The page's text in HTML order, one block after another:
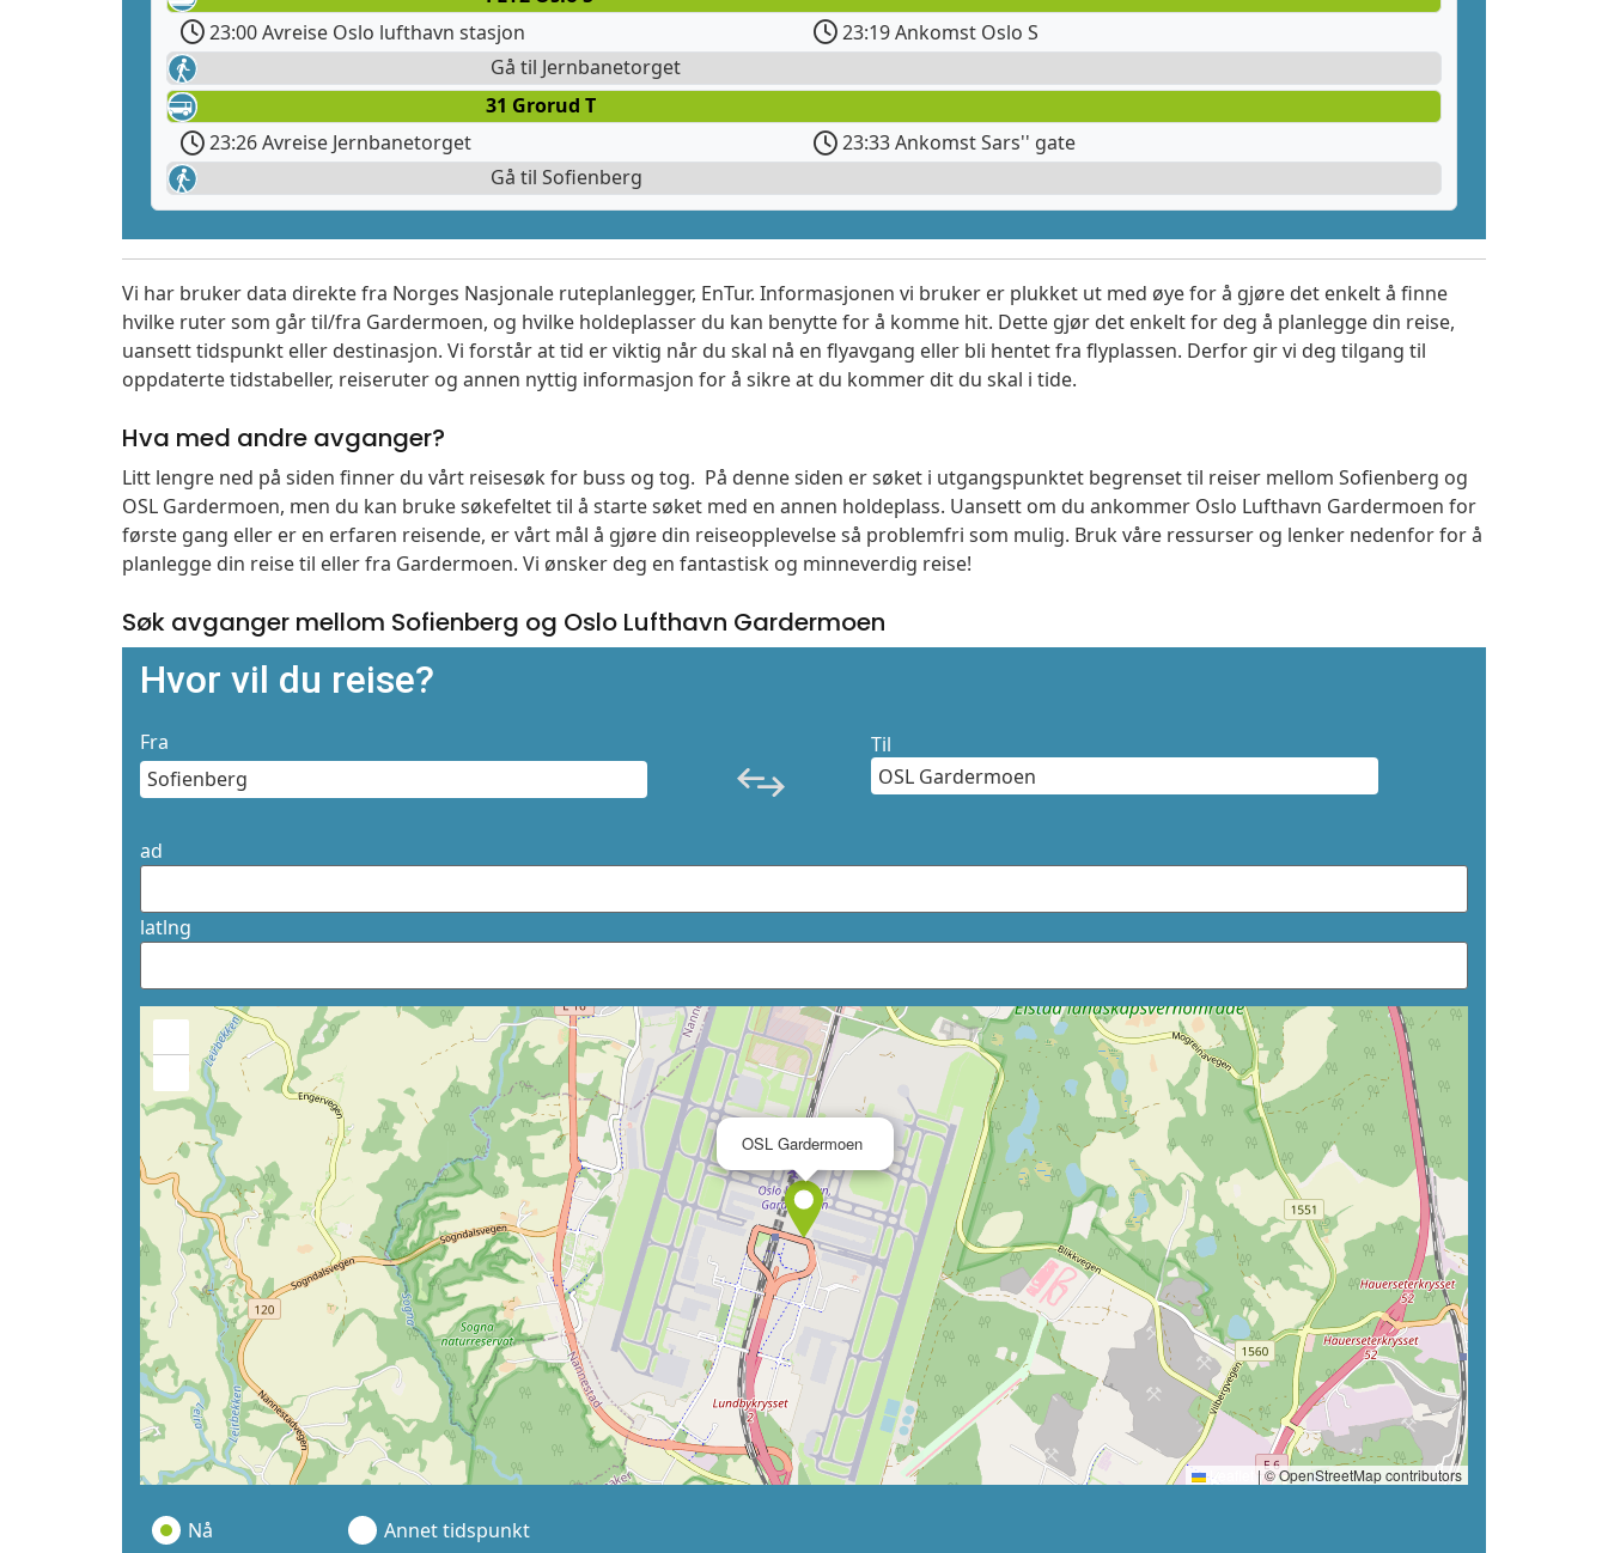
23:00 Avreise Oslo lufthavn stasjon
23:19 Ankomst Oslo S
Gå til Jernbanetorget
31 Grorud T
23:26 Avreise Jernbanetorget
23:33 Ankomst Sars'' gate
Gå til Sofienberg
Vi har bruker data direkte fra Norges Nasjonale ruteplanlegger, EnTur. Informasjonen vi bruker er plukket ut med øye for å gjøre det enkelt å finne
hvilke ruter som går til/fra Gardermoen, og hvilke holdeplasser du kan benytte for å komme hit. Dette gjør det enkelt for deg å planlegge din reise,
uansett tidspunkt eller destinasjon. Vi forstår at tid er viktig når du skal nå en flyavgang eller bli hentet fra flyplassen. Derfor gir vi deg tilgang til
oppdaterte tidstabeller, reiseruter og annen nyttig informasjon for å sikre at du kommer dit du skal i tide.
Hva med andre avganger?
Litt lengre ned på siden finner du vårt reisesøk for buss og tog. På denne siden er søket i utgangspunktet begrenset til reiser mellom Sofienberg og
OSL Gardermoen, men du kan bruke søkefeltet til å starte søket med en annen holdeplass. Uansett om du ankommer Oslo Lufthavn Gardermoen for
første gang eller er en erfaren reisende, er vårt mål å gjøre din reiseopplevelse så problemfri som mulig. Bruk våre ressurser og lenker nedenfor for å
planlegge din reise til eller fra Gardermoen. Vi ønsker deg en fantastisk og minneverdig reise!
Søk avganger mellom Sofienberg og Oslo Lufthavn Gardermoen
Hvor vil du reise?
Fra Til
ad
latlng
OSL Gardermoen
Leaflet | © OpenStreetMap contributors
Nå Annet tidspunkt